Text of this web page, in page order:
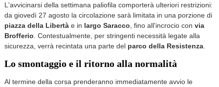
L'avvicinarsi della settimana paliofila comporterà ulteriori restrizioni:
da giovedì 27 agosto la circolazione sarà limitata in una porzione di
piazza della Libertàe in largo Saracco , fino all'incrocio con via
Brofferio . Contestualmente, per stringenti necessità legate alla
sicurezza, verrà recintata una parte del parco della Resistenza.
Lo smontaggio e il ritorno alla normalità
Al termine della corsa prenderanno immediatamente avvio le